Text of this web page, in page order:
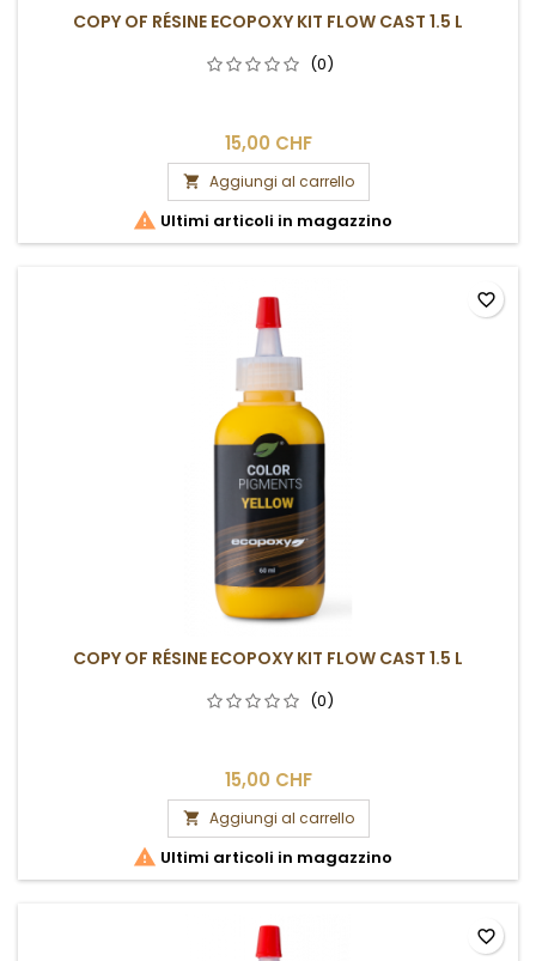
COPY OF RÉSINE ECOPOXY KIT FLOW CAST 1.5 L
(0)
15,00 CHF
 Aggiungi al carrello
 Ultimi articoli in magazzino
COPY OF RÉSINE ECOPOXY KIT FLOW CAST 1.5 L
(0)
15,00 CHF
 Aggiungi al carrello
 Ultimi articoli in magazzino
favorite_border
favorite_border